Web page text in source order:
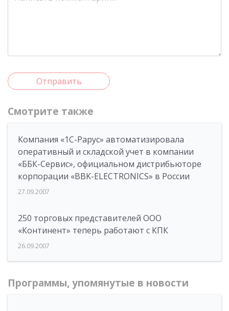
Отправить
Смотрите также
Компания «1С-Рарус» автоматизировала
оперативный и складской учет в компании
«ББК-Сервис», официальном дистрибьюторе
корпорации «BBK-ELECTRONICS» в России
27.09.2007
250 торговых представителей ООО
«Континент» теперь работают с КПК
26.09.2007
Программы, упомянутые в новости